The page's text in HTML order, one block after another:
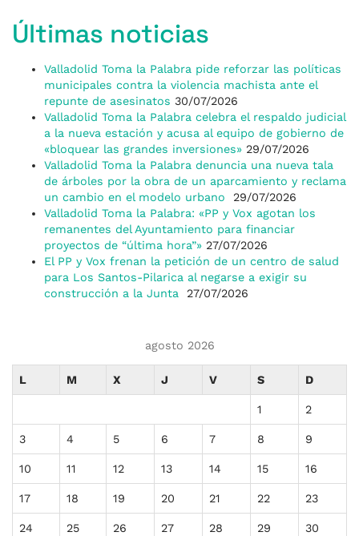
Últimas noticias
Valladolid Toma la Palabra pide reforzar las políticas
municipales contra la violencia machista ante el
repunte de asesinatos 30/07/2026
Valladolid Toma la Palabra celebra el respaldo judicial
a la nueva estación y acusa al equipo de gobierno de
«bloquear las grandes inversiones» 29/07/2026
Valladolid Toma la Palabra denuncia una nueva tala
de árboles por la obra de un aparcamiento y reclama
un cambio en el modelo urbano
29/07/2026
Valladolid Toma la Palabra: «PP y Vox agotan los
remanentes del Ayuntamiento para financiar
proyectos de “última hora”» 27/07/2026
El PP y Vox frenan la petición de un centro de salud
para Los Santos-Pilarica al negarse a exigir su
construcción a la Junta
27/07/2026
agosto 2026
L M X J V S D
1 2
3 4 5 6 7 8 9
10 11 12 13 14 15 16
17 18 19 20 21 22 23
24 25 26 27 28 29 30